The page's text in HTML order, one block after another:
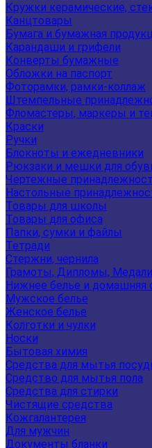
Кружки керамические,
Канцтовары
Бумага и бумажная
Карандаши и грифели
Конверты бумажные
Обложки на паспорт
Фоторамки, рамки-коллаж
Штемпельные
Фломастеры, маркеры и
Краски
Ручки
Блокноты и ежедневники
Рюкзаки и мешки для
Чертежные
Настольные
Товары для школы
Товары для офиса
Папки, сумки и файлы
Тетради
Стержни, чернила
Грамоты, Дипломы, Медали
Нижнее белье и домашняя
Мужское белье
Женское белье
Колготки и чулки
Носки
Бытовая химия
Средства для мытья
Средство для мытья пола
Средства для стирки
Чистящие средства
Кожгалантерея
Для мужчин
Документы бланки